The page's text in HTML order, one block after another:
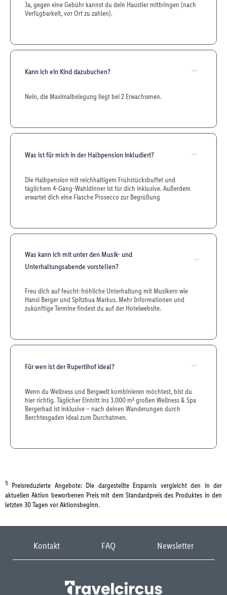
Ja, gegen eine Gebühr kannst du dein Haustier mitbringen (nach
Verfügbarkeit, vor Ort zu zahlen).
Kann ich ein Kind dazubuchen?
Nein, die Maximalbelegung liegt bei 2 Erwachsenen.
Was ist für mich in der Halbpension inkludiert?
Die Halbpension mit reichhaltigem Frühstücksbuffet und
täglichem 4-Gang-Wahldinner ist für dich inklusive. Außerdem
erwartet dich eine Flasche Prosecco zur Begrüßung
Was kann ich mit unter den Musik- und
Unterhaltungsabende vorstellen?
Freu dich auf feucht-fröhliche Unterhaltung mit Musikern wie
Hansi Berger und Spitzbua Markus. Mehr Informationen und
zukünftige Termine findest du auf der Hotelwebsite.
Für wen ist der Rupertihof ideal?
Wenn du Wellness und Bergwelt kombinieren möchtest, bist du
hier richtig. Täglicher Eintritt ins 3.000 m² großen Wellness & Spa
Bergerbad ist inklusive – nach deinen Wanderungen durch
Berchtesgaden ideal zum Durchatmen.
1) Preisreduzierte Angebote: Die dargestellte Ersparnis vergleicht den in der
aktuellen Aktion beworbenen Preis mit dem Standardpreis des Produktes in den
letzten 30 Tagen vor Aktionsbeginn.
Kontakt FAQ Newsletter